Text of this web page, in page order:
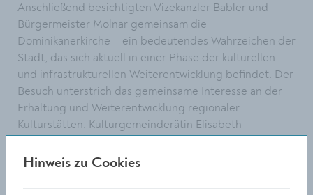
Anschließend besichtigten Vizekanzler Babler und
Bürgermeister Molnar gemeinsam die
Dominikanerkirche – ein bedeutendes Wahrzeichen der
Stadt, das sich aktuell in einer Phase der kulturellen
und infrastrukturellen Weiterentwicklung befindet. Der
Besuch unterstrich das gemeinsame Interesse an der
Erhaltung und Weiterentwicklung regionaler
Kulturstätten. Kulturgemeinderätin Elisabeth
Bildung und Tourismus am Magistrat Krems, schlossen
Hinweis zu Cookies